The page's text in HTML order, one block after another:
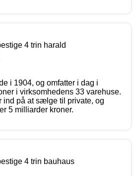
i 1904, og omfatter i dag i
i virksomhedens 33 varehuse.
ind på at sælge til private, og
5 milliarder kroner.